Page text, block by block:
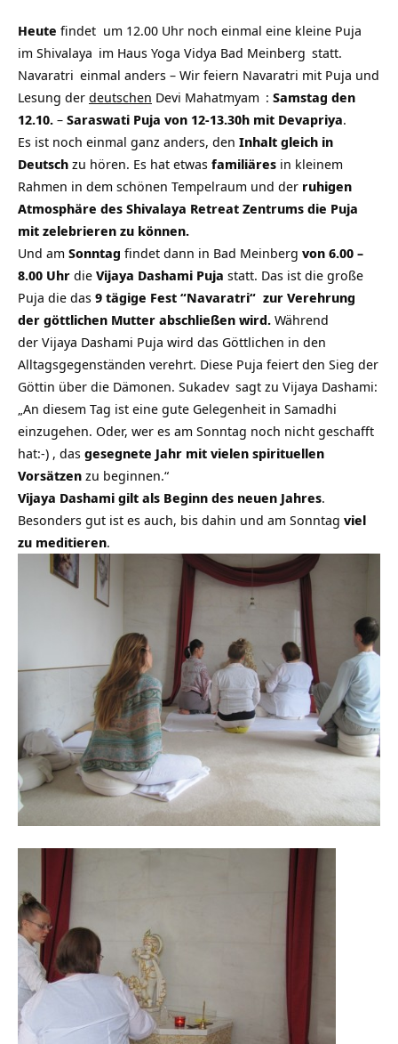
Heute findet um 12.00 Uhr noch einmal eine kleine Puja
im Shivalaya im Haus Yoga Vidya Bad Meinberg statt.
Navaratri einmal anders – Wir feiern Navaratri mit Puja und
Lesung der deutschen Devi Mahatmyam : Samstag den
12.10. – Saraswati Puja von 12-13.30h mit Devapriya.
Es ist noch einmal ganz anders, den Inhalt gleich in
Deutsch zu hören. Es hat etwas familiäres in kleinem
Rahmen in dem schönen Tempelraum und der ruhigen
Atmosphäre des Shivalaya Retreat Zentrums die Puja
mit zelebrieren zu können.
Und am Sonntag findet dann in Bad Meinberg von 6.00 –
8.00 Uhr die Vijaya Dashami Puja statt. Das ist die große
Puja die das 9 tägige Fest “Navaratri“ zur Verehrung
der göttlichen Mutter abschließen wird. Während
der Vijaya Dashami Puja wird das Göttlichen in den
Alltagsgegenständen verehrt. Diese Puja feiert den Sieg der
Göttin über die Dämonen. Sukadev sagt zu Vijaya Dashami:
„An diesem Tag ist eine gute Gelegenheit in Samadhi
einzugehen. Oder, wer es am Sonntag noch nicht geschafft
hat:-) , das gesegnete Jahr mit vielen spirituellen
Vorsätzen zu beginnen.“
Vijaya Dashami gilt als Beginn des neuen Jahres.
Besonders gut ist es auch, bis dahin und am Sonntag viel
zu meditieren.